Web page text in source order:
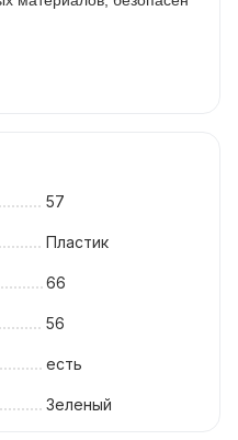
57
Пластик
66
56
есть
Зеленый